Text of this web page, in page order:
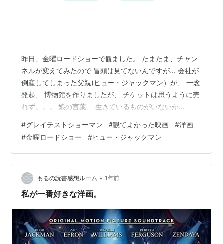
昨日、金曜ロードショーで観ました。 たまたま、チャン
ネルが変えてみたので 冒頭は見てないんですが… 会社が
倒産してしまった父親(ヒュー・ジャックマン）が、 一念
発起、 博物館を作りましたが、 チケットは思うように売
れず。。。 娘の言葉、 生きているものがいないか
ョーをすることに。。 www.youtube.com 久しぶりの洋
画。 たまたま見て、 いい映画に出会いました。 最後、
奥さんが夫の浮気の疑いを払拭したのは なんだったの
か、 ちょっとうとうとしてたら 夫婦ハッピーエンドで終
わってたから、 わからなかったです。(^^; 調べたら、
A…
#グレイテストショーマン #観てよかった映画 #洋画
#金曜ロードショー #ヒュー・ジャックマン
もるの読書感想ルーム • 1年前
私が一番好きな洋画。